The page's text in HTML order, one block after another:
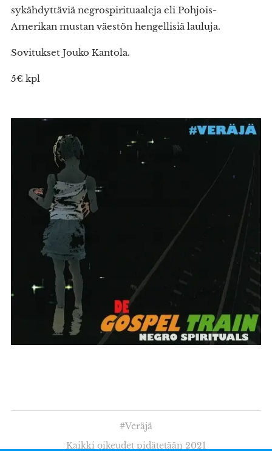
sykähdyttäviä negrospirituaaleja eli Pohjois-
Amerikan mustan väestön hengellisiä lauluja.
Sovitukset Jouko Kantola.
5€ kpl
#Veräjä
Kaikki oikeudet pidätetään 2021